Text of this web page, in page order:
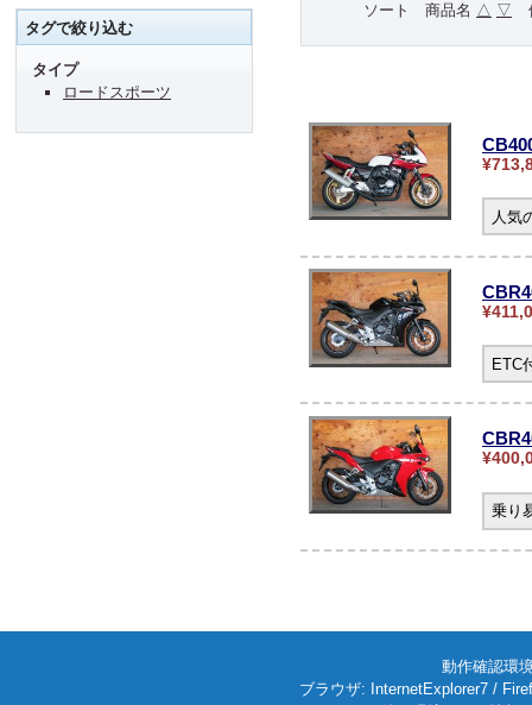
ソート
商品名 △ ▽
人気
ETC
乗り
タグで絞り込む
タイプ
ロードスポーツ
動作確認環
ブラウザ: InternetExplorer7 /